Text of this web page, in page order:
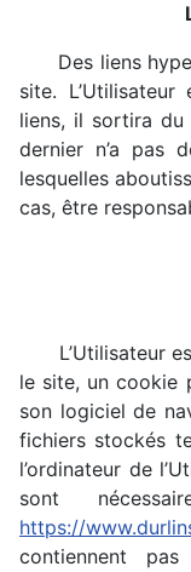
Des liens
site.
liens, il sortira du
dernier n’a pas
lesquelles
cas, être
L’Utilisateur
le site, un cookie
son logiciel de
fichiers stockés
l’ordinateur de
sont
https://
contiennent